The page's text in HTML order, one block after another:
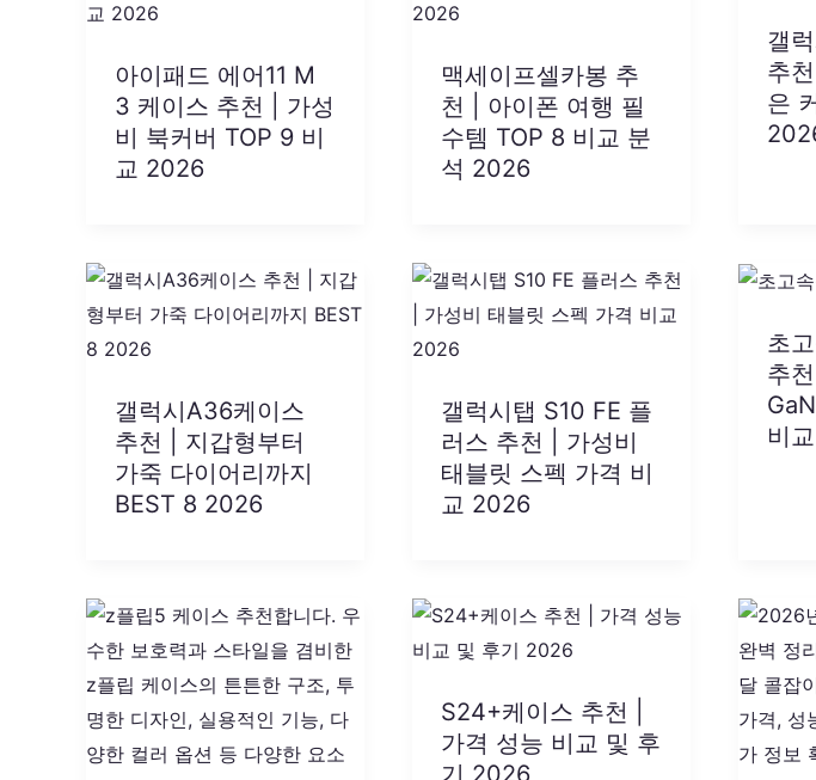
아이패드 에어11 M
3 케이스 추천 | 가성
비 북커버 TOP 9 비
교 2026
맥세이프셀카봉 추
천 | 아이폰 여행 필
수템 TOP 8 비교 분
석 2026
갤
추
은
갤럭시A36케이스
추천 | 지갑형부터
가죽 다이어리까지
BEST 8 2026
갤럭시탭 S10 FE 플
러스 추천 | 가성비
태블릿 스펙 가격 비
교 2026
초
추
비
S24+케이스 추천 |
가격 성능 비교 및 후
기 2026